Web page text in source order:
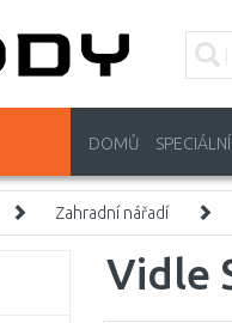
DOMŮ
Zahradní nářadí
Vidle